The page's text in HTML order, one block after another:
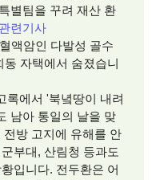
별팀을 꾸려 재산 환
관련기사
액암인 다발성 골수
자택에서 숨졌습니
록에서 '북녘땅이 내려
남아 통일의 날을 맞
방 고지에 유해를 안
부대, 산림청 등과도
입니다. 전두환은 어